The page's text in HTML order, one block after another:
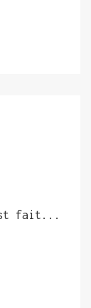
fait...